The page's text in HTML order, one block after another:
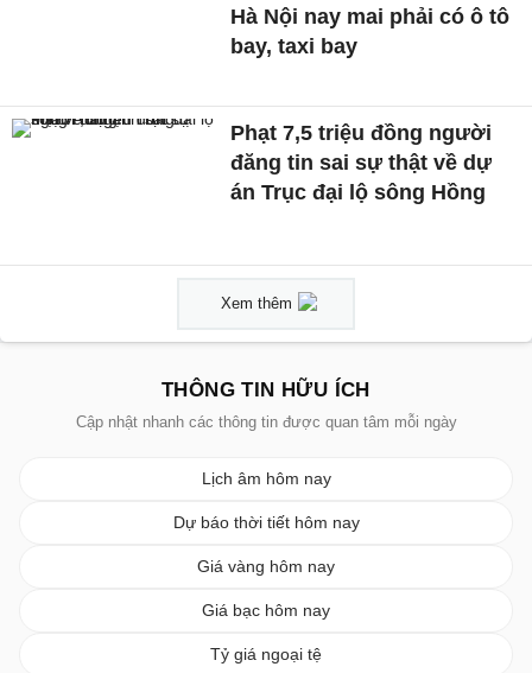
Hà Nội nay mai phải có ô tô
bay, taxi bay
Phạt 7,5 triệu đồng người
đăng tin sai sự thật về dự
án Trục đại lộ sông Hồng
Xem thêm
THÔNG TIN HỮU ÍCH
Cập nhật nhanh các thông tin được quan tâm mỗi ngày
Lịch âm hôm nay
Dự báo thời tiết hôm nay
Giá vàng hôm nay
Giá bạc hôm nay
Tỷ giá ngoại tệ